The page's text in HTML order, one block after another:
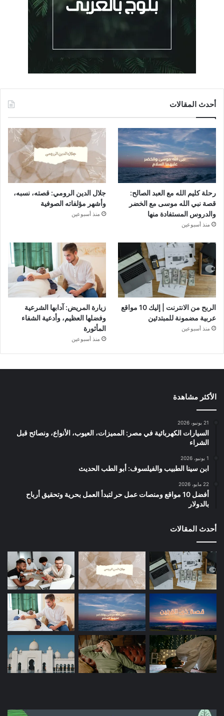
أحدث المقالات
رحلة كليم الله مع العبد الصالح:
قصة نبي الله موسى مع الخضر
والدروس المستفادة منها
منذ أسبوعين
جلال الدين الرومي: قصته، نسبه،
وأشهر مؤلفاته الصوفية
منذ أسبوعين
الربح من الانترنت | إليك 10 مواقع
عربية مضمونة للمبتدئين
منذ أسبوعين
زيارة المريض: آدابها الشرعية
وفضلها العظيم، وأدعية الشفاء
المأثورة
منذ أسبوعين
الأكثر مشاهدة
21 يونيو، 2026
السيارات الكهربائية في مصر: المميزات، العيوب، الأنواع، ونصائح قبل
الشراء
1 يونيو، 2026
ابن سينا الطبيب والفيلسوف: أبو الطب الحديث
22 مايو، 2026
أفضل 10 مواقع ومنصات عمل حر لتبدأ العمل بحرية وتحقيق أرباح
بالدولار
أحدث المقالات